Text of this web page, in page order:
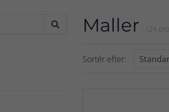
Maller (24
Sortér efter: